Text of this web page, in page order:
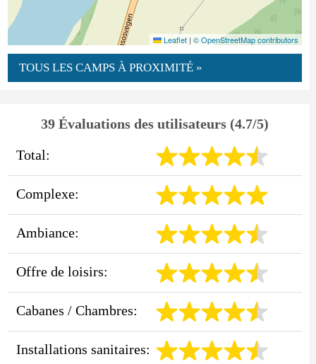
Leaflet | © OpenStreetMap contributors
TOUS LES CAMPS À PROXIMITÉ »
39 Évaluations des utilisateurs (4.7/5)
Total:
Complexe:
Ambiance:
Offre de loisirs:
Cabanes / Chambres:
Installations sanitaires: